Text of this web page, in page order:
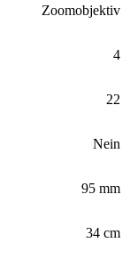
Zoomobjektiv
4
22
Nein
95 mm
34 cm